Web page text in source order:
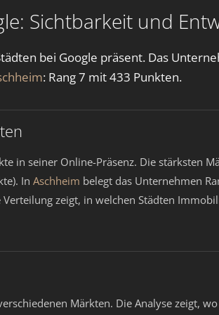
Sichtbarkeit und
bei Google präsent. Das
: Rang 7 mit 433 Punkten.
in seiner Online-Präsenz. Die stärksten
In Aschheim belegt das Unternehmen
zeigt, in welchen Städten
Märkten. Die Analyse zeigt,